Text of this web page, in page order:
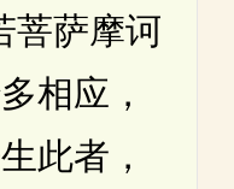
萨摩诃
相应，
此者，